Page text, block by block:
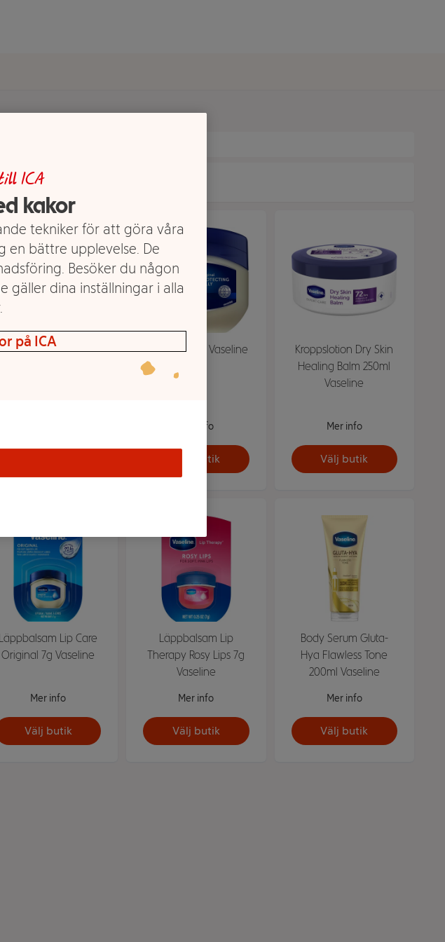
Hudlotion Intensive
Original 100g Vaseline
Mer info
Välj butik
Kroppslotion Dry Skin
Healing Balm 250ml
Vaseline
Mer info
Välj butik
Läppbalsam Lip Care
Original 7g Vaseline
Mer info
Välj butik
Läppbalsam Lip
Therapy Rosy Lips 7g
Vaseline
Mer info
Välj butik
Body Serum Gluta-
Hya Flawless Tone
200ml Vaseline
Mer info
Välj butik
ICA
kakor
tekniker för att göra våra
en bättre upplevelse. De
Besöker du någon
gäller dina inställningar i alla
på ICA